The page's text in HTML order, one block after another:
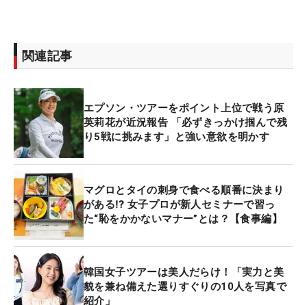
関連記事
エプソン・ツアーをポイント上位で戦う原
英莉花が近況報告 「必ずきっかけ掴んで残
り5戦に挑みます」と強い意欲を明かす
マグロとタイの刺身で食べる順番に決まり
がある⁉ 女子プロが新人セミナーで習っ
た“恥をかかないマナー”とは？【食事編】
韓国女子ツアーは美人だらけ！「実力と美
貌を兼ね備えた選りすぐりの10人を写真で
紹介」